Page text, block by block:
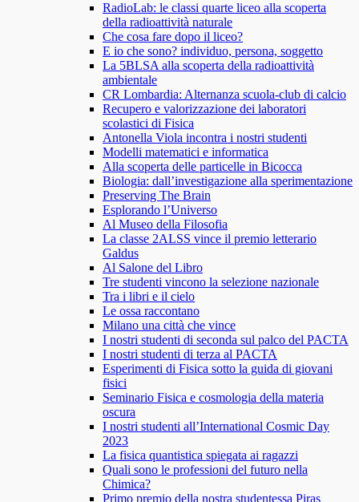
RadioLab: le classi quarte liceo alla scoperta
della radioattività naturale
Che cosa fare dopo il liceo?
E io che sono? individuo, persona, soggetto
La 5BLSA alla scoperta della radioattività
ambientale
CR Lombardia: Alternanza scuola-club di calcio
Recupero e valorizzazione dei laboratori
scolastici di Fisica
Antonella Viola incontra i nostri studenti
Modelli matematici e informatica
Alla scoperta delle particelle in Bicocca
Biologia: dall’investigazione alla sperimentazione
Preserving The Brain
Esplorando l’Universo
Al Museo della Filosofia
La classe 2ALSS vince il premio letterario
Galdus
Al Salone del Libro
Tre studenti vincono la selezione nazionale
Tra i libri e il cielo
Le ossa raccontano
Milano una città che vince
I nostri studenti di seconda sul palco del PACTA
I nostri studenti di terza al PACTA
Esperimenti di Fisica sotto la guida di giovani
fisici
Seminario Fisica e cosmologia della materia
oscura
I nostri studenti all’International Cosmic Day
2023
La fisica quantistica spiegata ai ragazzi
Quali sono le professioni del futuro nella
Chimica?
Primo premio della nostra studentessa Piras